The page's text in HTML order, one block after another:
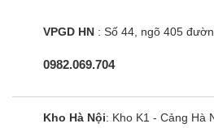
VPGD HN : Số 44, ngõ 405
0982.069.704
Kho Hà Nội: Kho K1 - Cảng Hà